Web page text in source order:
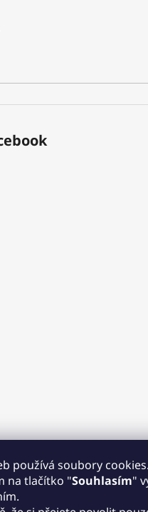
používá soubory cookies.
na tlačítko "Souhlasím"